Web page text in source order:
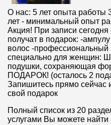
О нас: 5 лет опыта работы
лет - минимальный опыт
Акция! При записи
получат в подарок: -
волос -
специально для женщин:
подушки, сохраняющая
ПОДАРОК! (осталось 2
Запишитесь прямо сейчас
свой подарок
Полный список из 20
услугами Вы можете